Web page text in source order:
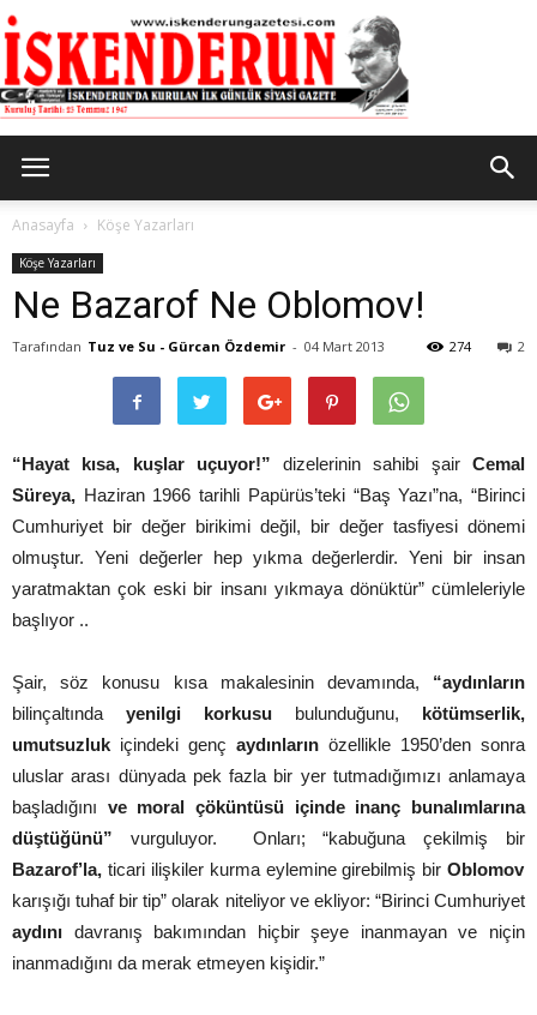
Gazetesi
Anasayfa Köşe Yazarları
Köşe Yazarları
Ne Bazarof Ne Oblomov!
Tarafından Tuz ve Su - Gürcan Özdemir - 04 Mart 2013 2
274
“Hayat kısa, kuşlar uçuyor!” dizelerinin sahibi şairCemal
Süreya, Haziran 1966 tarihli Papürüs’teki “Baş Yazı”na, “Birinci
Cumhuriyet bir değer birikimi değil, bir değer tasfiyesi dönemi
olmuştur. Yeni değerler hep yıkma değerlerdir. Yeni bir insan
yaratmaktan çok eski bir insanı yıkmaya dönüktür” cümleleriyle
başlıyor ..
Şair, söz konusu kısa makalesinin devamında, “aydınların
bilinçaltında yenilgi korkusu bulunduğunu, kötümserlik,
umutsuzluk içindeki genç aydınların özellikle 1950’den sonra
uluslar arası dünyada pek fazla bir yer tutmadığımızı anlamaya
başladığını ve moral çöküntüsü içinde inanç bunalımlarına
düştüğünü” vurguluyor. Onları; “kabuğuna çekilmiş bir
Bazarof’la, ticari ilişkiler kurma eylemine girebilmiş bir Oblomov
karışığı tuhaf bir tip” olarak niteliyor ve ekliyor: “Birinci Cumhuriyet
aydını davranış bakımından hiçbir şeye inanmayan ve niçin
inanmadığını da merak etmeyen kişidir.”